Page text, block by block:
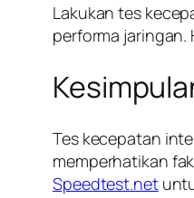
Lakukan tes
performa
Tes kecepatan
memperhatikan
Speedtest.net